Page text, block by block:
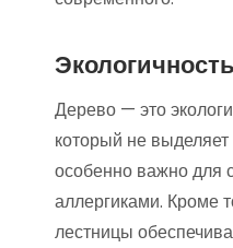
Дерево — это
который не
особенно важно для
аллергиками. Кроме
лестницы